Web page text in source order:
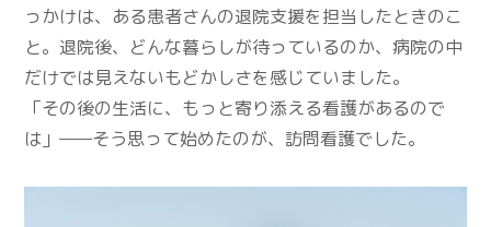
っかけは、ある患者さんの退院支援を担当したときのこ
と。退院後、どんな暮らしが待っているのか、病院の中
だけでは見えないもどかしさを感じていました。
「その後の生活に、もっと寄り添える看護があるので
は」——そう思って始めたのが、訪問看護でした。